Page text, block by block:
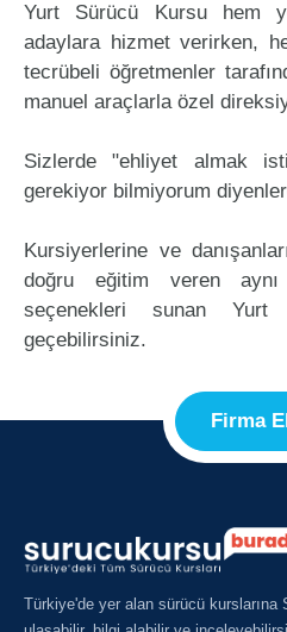
Yurt Sürücü Kursu hem
adaylara hizmet verirken,
tecrübeli öğretmenler
manuel araçlarla özel
Sizlerde "ehliyet almak
gerekiyor bilmiyorum
Kursiyerlerine ve
doğru eğitim veren
seçenekleri sunan
geçebilirsiniz.
Firma
Türkiye'de yer alan sürücü kurslarına